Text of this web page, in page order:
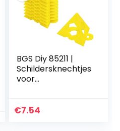
BGS Diy 85211 |
Schildersknechtjes
voor
€7.54